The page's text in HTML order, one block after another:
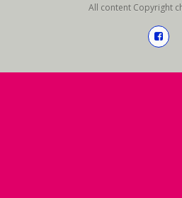
All content Copyright